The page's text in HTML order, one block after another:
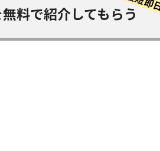
無料で紹介してもらう